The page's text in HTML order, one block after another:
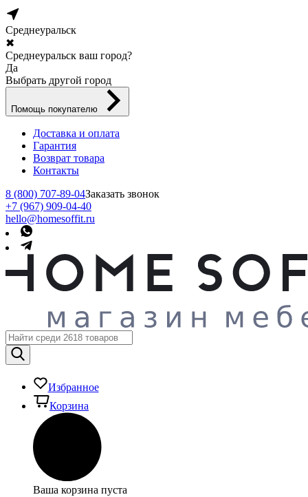
Среднеуральск
✖
Среднеуральск ваш город?
Да
Выбрать другой город
Помощь покупателю
Доставка и оплата
Гарантия
Возврат товара
Контакты
8 (800) 707-89-04Заказать звонок
+7 (967) 909-04-40
hello@homesoffit.ru
Избранное
Корзина
Ваша корзина пуста